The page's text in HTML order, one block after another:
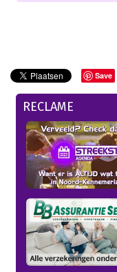
Save
RECLAME